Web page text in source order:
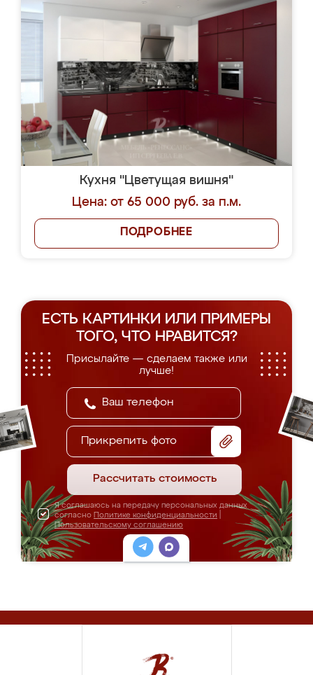
Кухня "Цветущая вишня"
Цена: от 65 000 руб. за п.м.
ПОДРОБНЕЕ
ЕСТЬ КАРТИНКИ ИЛИ ПРИМЕРЫ
ТОГО, ЧТО НРАВИТСЯ?
Присылайте — сделаем также или
лучше!
Прикрепить фото
Рассчитать стоимость
Я соглашаюсь на передачу персональных данных
согласно Политике конфиденциальности
Пользовательскому соглашению